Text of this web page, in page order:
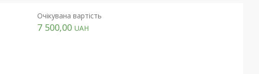
Очікувана вартість
7 500,00 UAH